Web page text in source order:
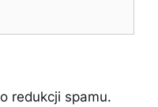
redukcji spamu.